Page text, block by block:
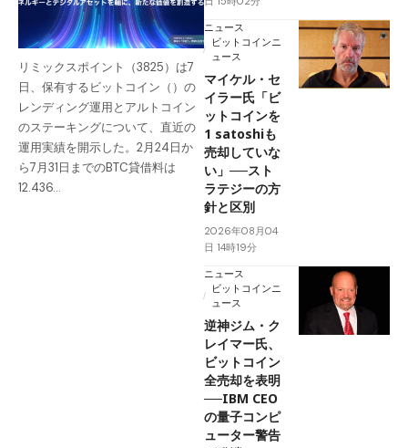
リミックスポイント（3825）は7
日、保有するビットコイン（）の
レンディング運用とアルトコイン
のステーキングについて、直近の
運用実績を開示した。2月24日か
ら7月31日までのBTC貸借料は
12.436…
ニュース
ビットコインニ
ュース
マイケル・セ
イラー氏「ビ
ットコインを
1 satoshiも
売却していな
い」──スト
ラテジーの方
針と区別
2026年08月04
日 14時19分
ニュース
ビットコインニ
ュース
逆神ジム・ク
レイマー氏、
ビットコイン
全売却を表明
──IBM CEO
の量子コンピ
ューター警告